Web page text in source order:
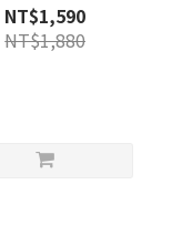
NT$1,590
NT$1,880